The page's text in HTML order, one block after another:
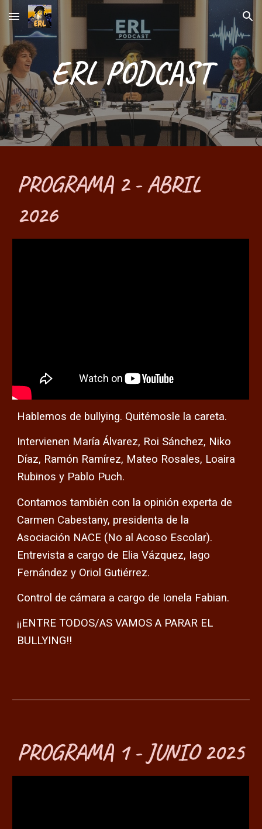
Skip to main content Skip to navigation
ERL PODCAST
PROGRAMA 2- ABRIL
2026
Hablemos de bullying. Quitémosle la careta.
Intervienen María Álvarez, Roi Sánchez, Niko
Díaz, Ramón Ramírez, Mateo Rosales, Loaira
Rubinos y Pablo Puch.
Contamos también con la opinión experta de
Carmen Cabestany, presidenta de la
Asociación NACE (No al Acoso Escolar).
Entrevista a cargo de Elia Vázquez, Iago
Fernández y Oriol Gutiérrez.
Control de cámara a cargo de Ionela Fabian.
¡¡ENTRE TODOS/AS VAMOS A PARAR EL
BULLYING!!
PROGRAMA 1 - JUNIO 2025